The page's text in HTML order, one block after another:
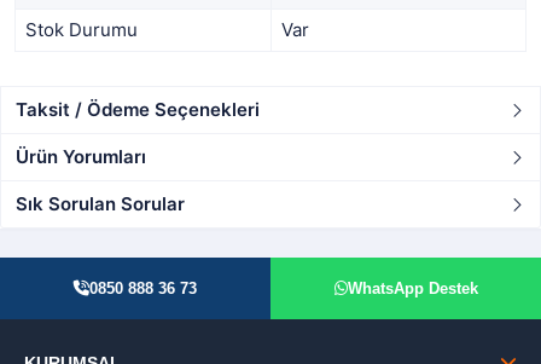
Stok Durumu
Var
Taksit / Ödeme Seçenekleri
Ürün Yorumları
Sık Sorulan Sorular
0850 888 36 73 WhatsApp Destek